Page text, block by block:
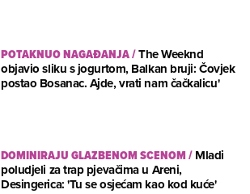
POTAKNUO NAGAĐANJA/The Weeknd
objavio sliku s jogurtom, Balkan bruji: Čovjek
postao Bosanac. Ajde, vrati nam čačkalicu'
DOMINIRAJU GLAZBENOM SCENOM/Mladi
poludjeli za trap pjevačima u Areni,
Desingerica: 'Tu se osjećam kao kod kuće'